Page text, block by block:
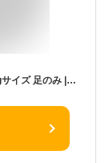
【送料無料】 冷凍カットタコ (1kg) 1個あたり4/5gサイズ 足のみ | 業務用 たこ焼き タコ焼き 用 冷凍 生 タコ たこ 冷凍タコ ボイル パーティー BBQ 唐揚げ用 シーフード たこぶつ タコブツ ブツカット 大粒 タコパ IQF バラ凍結 簡単 岩蛸 岩たこ 岩タコ 加熱用 海鮮 手軽